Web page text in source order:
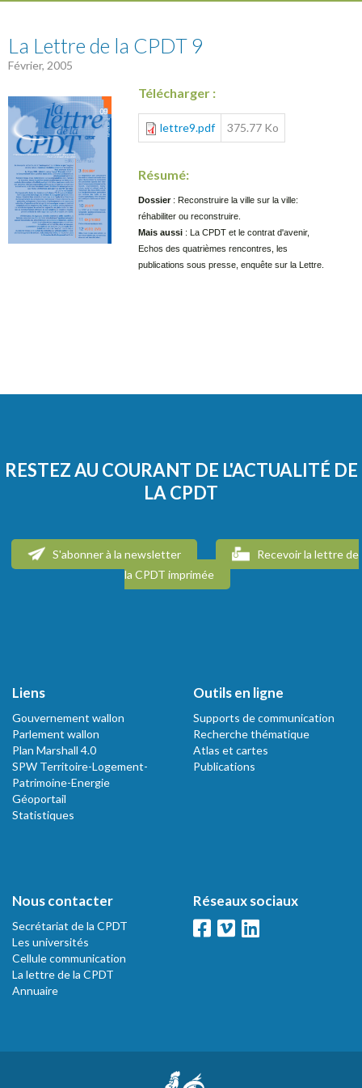
La Lettre de la CPDT 9
Février, 2005
Télécharger :
lettre9.pdf 375.77 Ko
Résumé:
Dossier: Reconstruire la ville sur la ville:
réhabiliter ou reconstruire.
Mais aussi : La CPDT et le contrat d'avenir,
Echos des quatrièmes rencontres, les
publications sous presse, enquête sur la Lettre.
RESTEZ AU COURANT DE L'ACTUALITÉ DE
LA CPDT
S'abonner à la newsletter
Recevoir la lettre de
la CPDT imprimée
Liens
Gouvernement wallon
Parlement wallon
Plan Marshall 4.0
SPW Territoire-Logement-
Patrimoine-Energie
Géoportail
Statistiques
Outils en ligne
Supports de communication
Recherche thématique
Atlas et cartes
Publications
Nous contacter
Secrétariat de la CPDT
Les universités
Cellule communication
La lettre de la CPDT
Annuaire
Réseaux sociaux